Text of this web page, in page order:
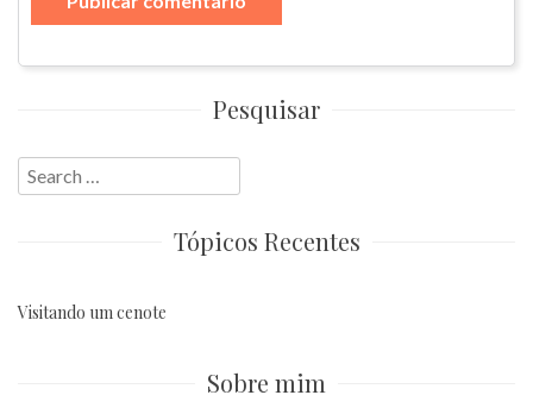
Pesquisar
Search
for:
Tópicos Recentes
Visitando um cenote
Sobre mim